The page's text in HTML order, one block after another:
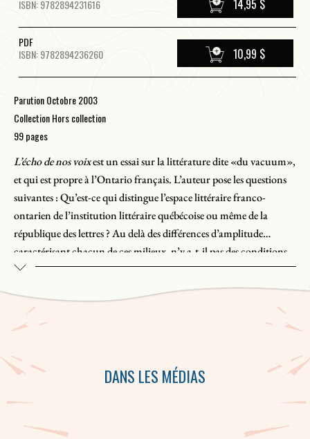
ISBN: 9782894231616
14,95 $
PDF
ISBN: 9782894236260
10,99 $
Parution Octobre 2003
Collection Hors collection
99 pages
L’écho de nos voixest un essai sur la littérature dite «du vacuum»,
et qui est propre à l’Ontario français. L’auteur pose les questions
suivantes : Qu’est-ce qui distingue l’espace littéraire franco-
ontarien de l’institution littéraire québécoise ou même de la
république des lettres ? Au delà des différences d’amplitude
caractérisant chacun de ces milieux, n’y a-t-il pas des conditions
particulières d’émergence, depuis 1973, d’une littérature propre à
l’Ontario français ? Y a-t-il lieu de rendre compte de l’impact du
vacuum social et culturel dans lequel s’est développée la littérature
franco-ontarienne ? C’est ce à quoi tentent de répondre les quatre
présente la problématique des littératures du vacuum, alors que
les trois autres en explorent les applications, en éclairant
DANS LES MÉDIAS